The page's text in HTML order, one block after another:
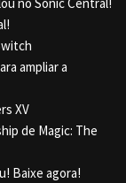
ampliar a
XV
de Magic: The
Baixe agora!